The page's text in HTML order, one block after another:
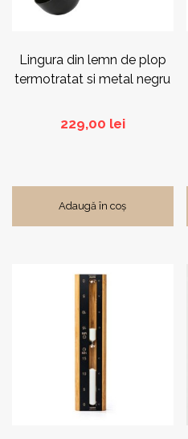
Lingura din lemn de plop
termotratat si metal negru
229,00 lei
Adaugă în coș